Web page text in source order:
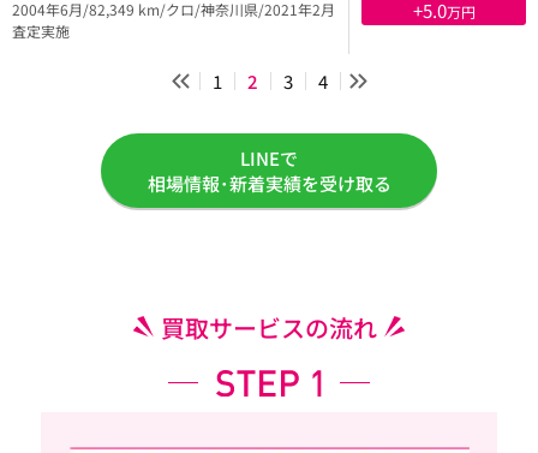
2004年6月/82,349 km/クロ/神奈川県/2021年2月
査定実施
+5.0万円
1 2 3 4
LINEで
相場情報･新着実績を受け取る
買取サービスの流れ